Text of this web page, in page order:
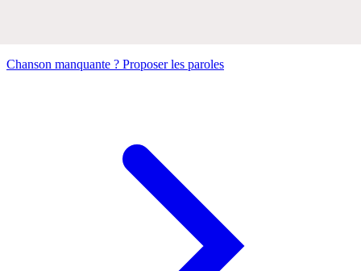
Chanson manquante ? Proposer les paroles